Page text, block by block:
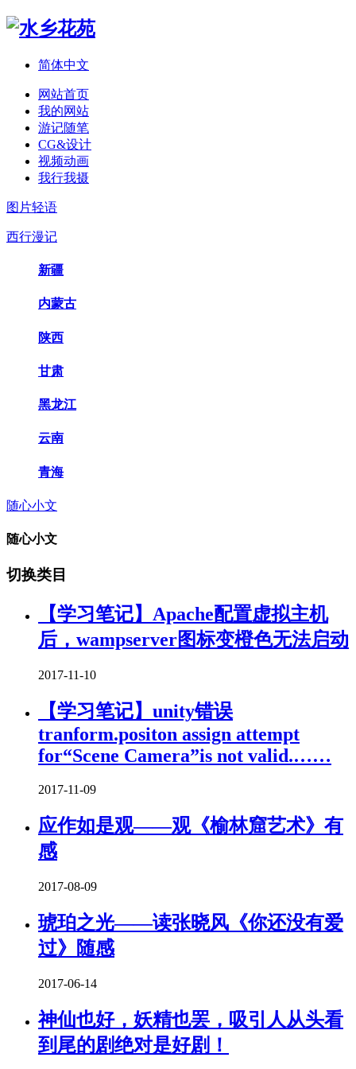
简体中文
网站首页
我的网站
游记随笔
CG&设计
视频动画
我行我摄
图片轻语
西行漫记
新疆
内蒙古
陕西
甘肃
黑龙江
云南
青海
随心小文
随心小文
切换类目
【学习笔记】Apache配置虚拟主机
后，wampserver图标变橙色无法启动
2017-11-10
【学习笔记】unity错误
tranform.positon assign attempt
for“Scene Camera”is not valid.……
2017-11-09
应作如是观——观《榆林窟艺术》有
感
2017-08-09
琥珀之光——读张晓风《你还没有爱
过》随感
2017-06-14
神仙也好，妖精也罢，吸引人从头看
到尾的剧绝对是好剧！